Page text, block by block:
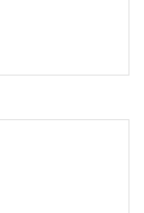
ンの未来
網盛一郎）
Based Practice
用と評価（藤本修
郎）